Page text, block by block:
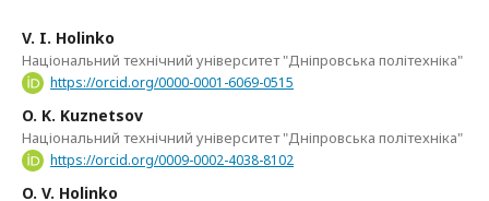
V. I. Holinko
Національний технічний університет "Дніпровська політехніка"
https://orcid.org/0000-0001-6069-0515
O. K. Kuznetsov
Національний технічний університет "Дніпровська політехніка"
https://orcid.org/0009-0002-4038-8102
O. V. Holinko